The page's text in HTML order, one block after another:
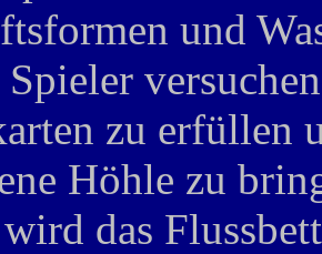
und
zu erfüllen
Höhle zu
das